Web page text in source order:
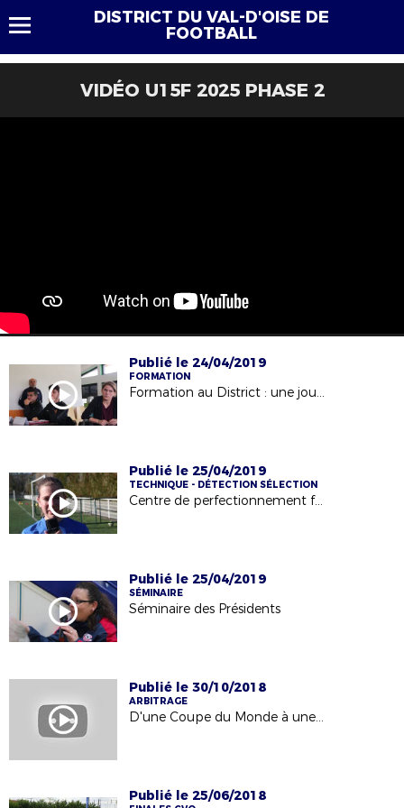
DISTRICT DU VAL-D'OISE DE
FOOTBALL
VIDÉO U15F 2025 PHASE 2
Publié le 24/04/2019
FORMATION
Formation au District : une journée type !
Publié le 25/04/2019
TECHNIQUE - DÉTECTION SÉLECTION
Centre de perfectionnement féminin
Publié le 25/04/2019
SÉMINAIRE
Séminaire des Présidents
Publié le 30/10/2018
ARBITRAGE
D'une Coupe du Monde à une autre !
Publié le 25/06/2018